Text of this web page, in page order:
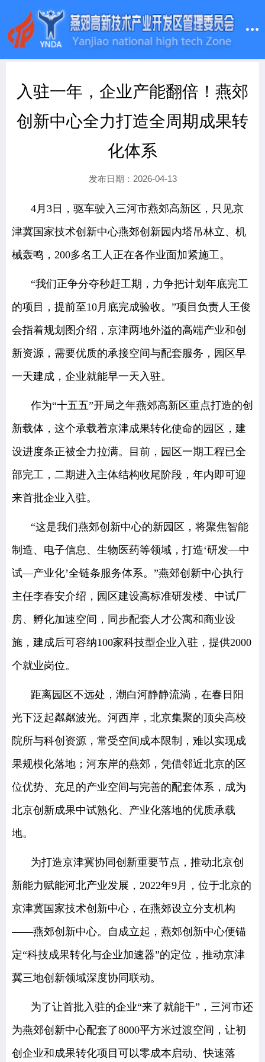
入驻一年，企业产能翻倍！燕郊
创新中心全力打造全周期成果转
化体系
发布日期：2026-04-13
4月3日，驱车驶入三河市燕郊高新区，只见京
津冀国家技术创新中心燕郊创新园内塔吊林立、机
械轰鸣，200多名工人正在各作业面加紧施工。
“我们正争分夺秒赶工期，力争把计划年底完工
的项目，提前至10月底完成验收。”项目负责人王俊
会指着规划图介绍，京津两地外溢的高端产业和创
新资源，需要优质的承接空间与配套服务，园区早
一天建成，企业就能早一天入驻。
作为“十五五”开局之年燕郊高新区重点打造的创
新载体，这个承载着京津成果转化使命的园区，建
设进度条正被全力拉满。目前，园区一期工程已全
部完工，二期进入主体结构收尾阶段，年内即可迎
来首批企业入驻。
“这是我们燕郊创新中心的新园区，将聚焦智能
制造、电子信息、生物医药等领域，打造‘研发—中
试—产业化’全链条服务体系。”燕郊创新中心执行
主任李春安介绍，园区建设高标准研发楼、中试厂
房、孵化加速空间，同步配套人才公寓和商业设
施，建成后可容纳100家科技型企业入驻，提供2000
个就业岗位。
距离园区不远处，潮白河静静流淌，在春日阳
光下泛起粼粼波光。河西岸，北京集聚的顶尖高校
院所与科创资源，常受空间成本限制，难以实现成
果规模化落地；河东岸的燕郊，凭借邻近北京的区
位优势、充足的产业空间与完善的配套体系，成为
北京创新成果中试熟化、产业化落地的优质承载
地。
为打造京津冀协同创新重要节点，推动北京创
新能力赋能河北产业发展，2022年9月，位于北京的
京津冀国家技术创新中心，在燕郊设立分支机构
——燕郊创新中心。自成立起，燕郊创新中心便锚
定“科技成果转化与企业加速器”的定位，推动京津
冀三地创新领域深度协同联动。
为了让首批入驻的企业“来了就能干”，三河市还
为燕郊创新中心配套了8000平方米过渡空间，让初
创企业和成果转化项目可以零成本启动、快速落